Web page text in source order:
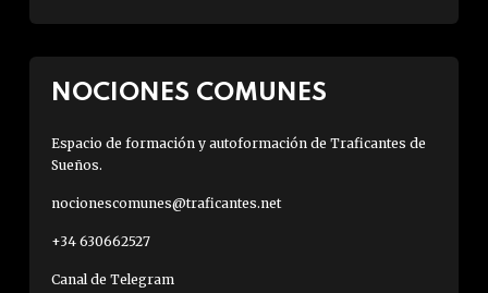
NOCIONES COMUNES
Espacio de formación y autoformación de Traficantes de
Sueños.
nocionescomunes@traficantes.net
+34 630662527
Canal de Telegram